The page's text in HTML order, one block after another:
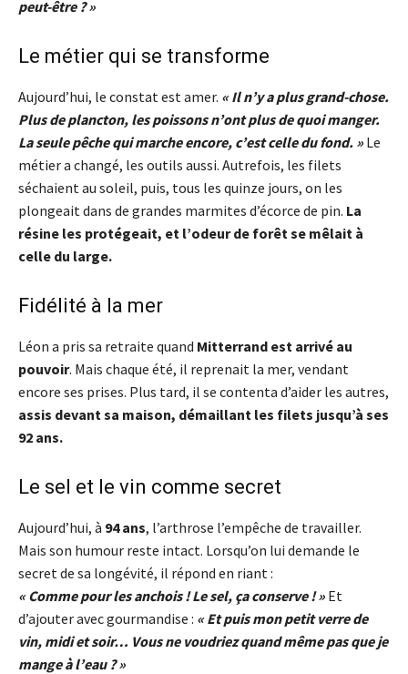
peut-être ? »
Le métier qui se transforme
Aujourd’hui, le constat est amer. « Il n’y a plus grand-chose.
Plus de plancton, les poissons n’ont plus de quoi manger.
La seule pêche qui marche encore, c’est celle du fond. » Le
métier a changé, les outils aussi. Autrefois, les filets
séchaient au soleil, puis, tous les quinze jours, on les
plongeait dans de grandes marmites d’écorce de pin. La
résine les protégeait, et l’odeur de forêt se mêlait à
celle du large.
Fidélité à la mer
Léon a pris sa retraite quand Mitterrand est arrivé au
pouvoir. Mais chaque été, il reprenait la mer, vendant
encore ses prises. Plus tard, il se contenta d’aider les autres,
assis devant sa maison, démaillant les filets jusqu’à ses
92 ans.
Le sel et le vin comme secret
Aujourd’hui, à 94 ans, l’arthrose l’empêche de travailler.
Mais son humour reste intact. Lorsqu’on lui demande le
secret de sa longévité, il répond en riant :
« Comme pour les anchois ! Le sel, ça conserve ! » Et
d’ajouter avec gourmandise : « Et puis mon petit verre de
vin, midi et soir… Vous ne voudriez quand même pas que je
mange à l’eau ? »